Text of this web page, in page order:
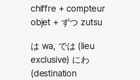
chiffre + compteur
objet + ずつ zutsu
は wa, では (lieu
exclusive) にわ
(destination